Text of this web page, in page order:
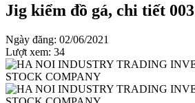
Jig kiểm đồ gá, chi tiết 003
Ngày đăng: 02/06/2021
Lượt xem: 34